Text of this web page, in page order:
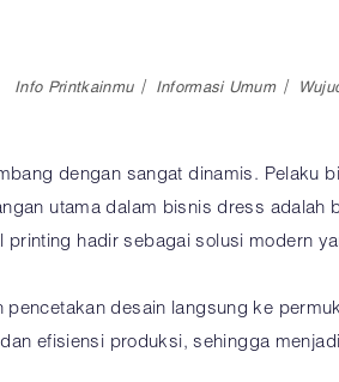
Info Printkainmu Informasi Umum
dengan sangat dinamis. Pelaku
utama dalam bisnis dress
printing hadir sebagai solusi modern
desain langsung ke
efisiensi produksi, sehingga